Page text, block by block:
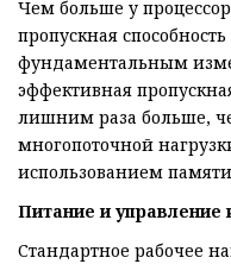
Чем больше у
пропускная
фундаментальным
эффективная
лишним раза больше,
многопоточной
использованием памяти
Питание и управление
Стандартное рабочее